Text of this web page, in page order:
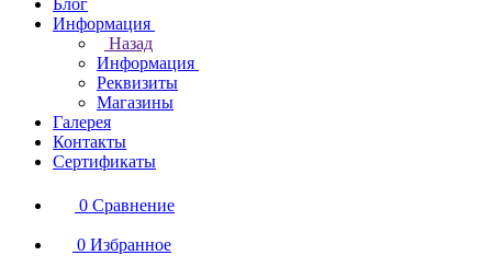
Блог
Информация
Назад
Информация
Реквизиты
Магазины
Галерея
Контакты
Сертификаты
0 Сравнение
0 Избранное